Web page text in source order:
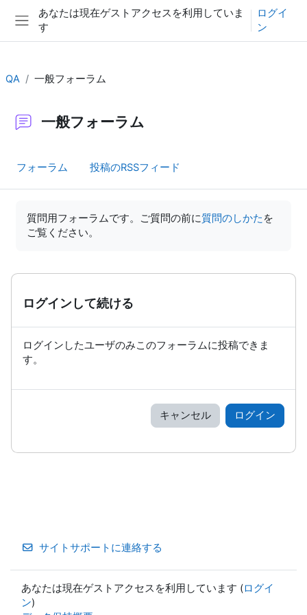
メインコンテンツへスキップする
サイドパネル
あなたは現在ゲストアクセスを利用していま
す
ログイ
ン
QA 一般フォーラム
一般フォーラム
フォーラム 投稿のRSSフィード
質問用フォーラムです。ご質問の前に質問のしかた を
ご覧ください。
ログインして続ける
ログインしたユーザのみこのフォーラムに投稿できま
す。
キャンセル ログイン
サイトサポートに連絡する
あなたは現在ゲストアクセスを利用しています (ログイ
ン)